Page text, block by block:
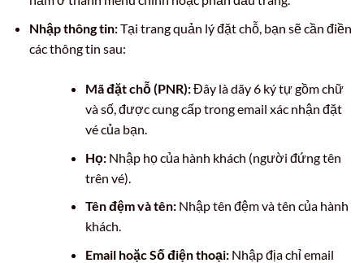
Nhập thông tin:Tại trang quản lý đặt chỗ, bạn sẽ cần điền
các thông tin sau:
Mã đặt chỗ (PNR):Đây là dãy 6 ký tự gồm chữ
và số, được cung cấp trong email xác nhận đặt
vé của bạn.
Họ:Nhập họ của hành khách (người đứng tên
trên vé).
Tên đệm và tên:Nhập tên đệm và tên của hành
khách.
Email hoặc Số điện thoại:Nhập địa chỉ email